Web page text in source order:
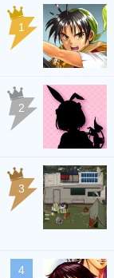
1
2
3
4